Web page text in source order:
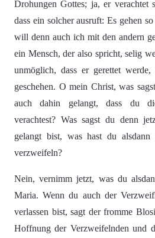
Drohungen Gottes; ja, er verachtet
dass ein solcher ausruft: Es gehen
will denn auch ich mit den andern
ein Mensch, der also spricht, selig
unmöglich, dass er gerettet
geschehen. O mein Christ, was
auch dahin gelangt, dass du
verachtest? Was sagst du denn
gelangt bist, was hast du
verzweifeln?
Nein, vernimm jetzt, was du
Maria. Wenn du auch der
verlassen bist, sagt der fromme
Hoffnung der Verzweifelnden und